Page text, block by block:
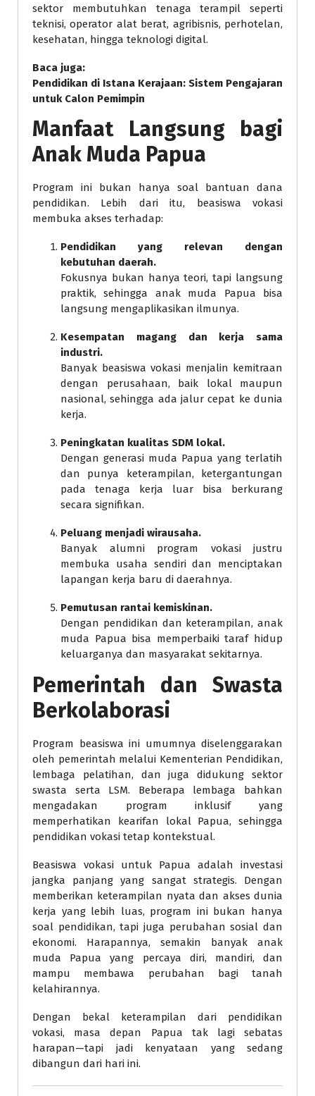
sektor membutuhkan tenaga terampil seperti
teknisi, operator alat berat, agribisnis, perhotelan,
kesehatan, hingga teknologi digital.
Baca juga:
Pendidikan di Istana Kerajaan: Sistem Pengajaran
untuk Calon Pemimpin
Manfaat Langsung bagi
Anak Muda Papua
Program ini bukan hanya soal bantuan dana
pendidikan. Lebih dari itu, beasiswa vokasi
membuka akses terhadap:
Pendidikan yang relevan dengan
kebutuhan daerah.
Fokusnya bukan hanya teori, tapi langsung
praktik, sehingga anak muda Papua bisa
langsung mengaplikasikan ilmunya.
Kesempatan magang dan kerja sama
industri.
Banyak beasiswa vokasi menjalin kemitraan
dengan perusahaan, baik lokal maupun
nasional, sehingga ada jalur cepat ke dunia
kerja.
Peningkatan kualitas SDM lokal.
Dengan generasi muda Papua yang terlatih
dan punya keterampilan, ketergantungan
pada tenaga kerja luar bisa berkurang
secara signifikan.
Peluang menjadi wirausaha.
Banyak alumni program vokasi justru
membuka usaha sendiri dan menciptakan
lapangan kerja baru di daerahnya.
Pemutusan rantai kemiskinan.
Dengan pendidikan dan keterampilan, anak
muda Papua bisa memperbaiki taraf hidup
keluarganya dan masyarakat sekitarnya.
Pemerintah dan Swasta
Berkolaborasi
Program beasiswa ini umumnya diselenggarakan
oleh pemerintah melalui Kementerian Pendidikan,
lembaga pelatihan, dan juga didukung sektor
swasta serta LSM. Beberapa lembaga bahkan
mengadakan program inklusif yang
memperhatikan kearifan lokal Papua, sehingga
pendidikan vokasi tetap kontekstual.
Beasiswa vokasi untuk Papua adalah investasi
jangka panjang yang sangat strategis. Dengan
memberikan keterampilan nyata dan akses dunia
kerja yang lebih luas, program ini bukan hanya
soal pendidikan, tapi juga perubahan sosial dan
ekonomi. Harapannya, semakin banyak anak
muda Papua yang percaya diri, mandiri, dan
mampu membawa perubahan bagi tanah
kelahirannya.
Dengan bekal keterampilan dari pendidikan
vokasi, masa depan Papua tak lagi sebatas
harapan—tapi jadi kenyataan yang sedang
dibangun dari hari ini.